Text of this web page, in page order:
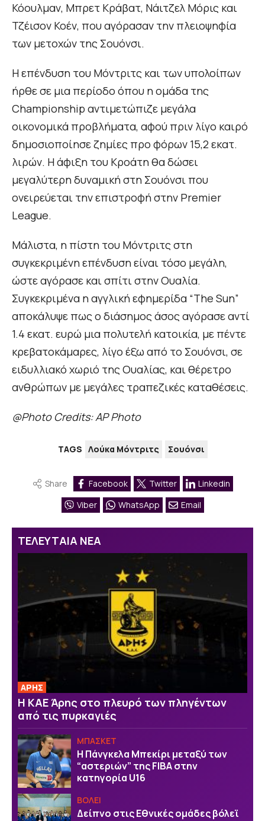
Κόουλμαν, Μπρετ Κράβατ, Νάιτζελ Μόρις και
Τζέισον Κοέν, που αγόρασαν την πλειοψηφία
των μετοχών της Σουόνσι.
Η επένδυση του Μόντριτς και των υπολοίπων
ήρθε σε μια περίοδο όπου η ομάδα της
Championship αντιμετώπιζε μεγάλα
οικονομικά προβλήματα, αφού πριν λίγο καιρό
δημοσιοποίησε ζημίες προ φόρων 15,2 εκατ.
λιρών. Η άφιξη του Κροάτη θα δώσει
μεγαλύτερη δυναμική στη Σουόνσι που
ονειρεύεται την επιστροφή στην Premier
League.
Μάλιστα, η πίστη του Μόντριτς στη
συγκεκριμένη επένδυση είναι τόσο μεγάλη,
ώστε αγόρασε και σπίτι στην Ουαλία.
Συγκεκριμένα η αγγλική εφημερίδα “The Sun”
αποκάλυψε πως ο διάσημος άσος αγόρασε αντί
1.4 εκατ. ευρώ μια πολυτελή κατοικία, με πέντε
κρεβατοκάμαρες, λίγο έξω από το Σουόνσι, σε
ειδυλλιακό χωριό της Ουαλίας, και θέρετρο
ανθρώπων με μεγάλες τραπεζικές καταθέσεις.
@Photo Credits: AP Photo
TAGS Λούκα Μόντριτς Σουόνσι
Share Facebook Twitter
Linkedin
Viber
WhatsApp Email
ΤΕΛΕΥΤΑΙΑ ΝΕΑ
ΑΡΗΣ
Η ΚΑΕ Άρης στο πλευρό των πληγέντων
από τις πυρκαγιές
ΜΠΑΣΚΕΤ
H Πάνγκελα Μπεκίρι μεταξύ των
“αστεριών” της FIBA στην
κατηγορία U16
ΒOΛΕΙ
Δείπνο στις Εθνικές ομάδες βόλεϊ